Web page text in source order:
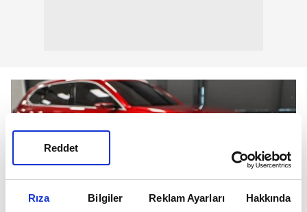
Rıza Bilgiler Reklam Ayarları Hakkında
Reddet